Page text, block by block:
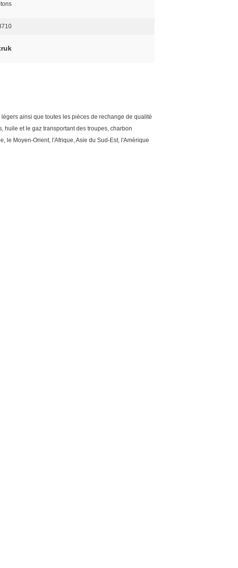
ainsi que toutes les pièces de rechange de qualité
huile et le gaz transportant des troupes, charbon
le Moyen-Orient, l'Afrique, Asie du Sud-Est, l'Amérique